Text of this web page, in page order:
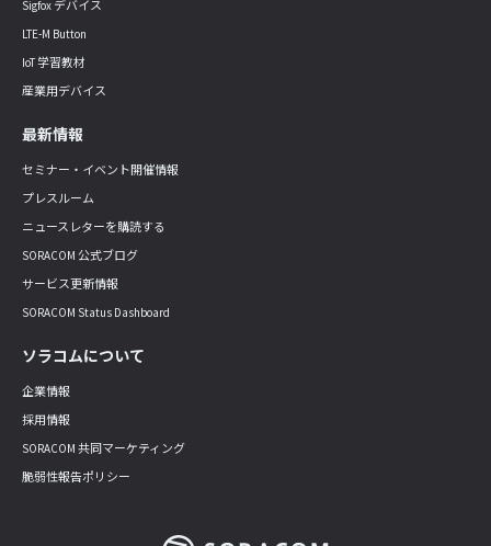
Sigfox デバイス
LTE-M Button
IoT 学習教材
産業用デバイス
最新情報
セミナー・イベント開催情報
プレスルーム
ニュースレターを購読する
SORACOM 公式ブログ
サービス更新情報
SORACOM Status Dashboard
ソラコムについて
企業情報
採用情報
SORACOM 共同マーケティング
脆弱性報告ポリシー